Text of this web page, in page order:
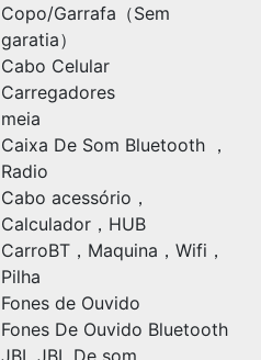
Copo/Garrafa（Sem
garatia）
Cabo Celular
Carregadores
meia
Caixa De Som Bluetooth ，
Radio
Cabo acessório，
Calculador，HUB
CarroBT，Maquina，Wifi，
Pilha
Fones de Ouvido
Fones De Ouvido Bluetooth
JBL JBL De som